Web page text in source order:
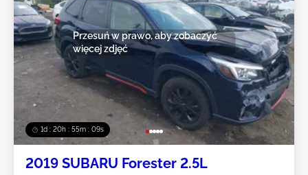
1d : 20h : 55m : 07s
Przesuń w prawo, aby zobaczyć
więcej zdjęć
2019 SUBARU Forester 2.5L